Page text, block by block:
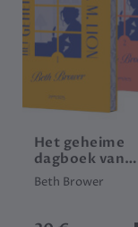
Het geheime
dagboek van
Emma M. Lion
(set)
Beth Brower